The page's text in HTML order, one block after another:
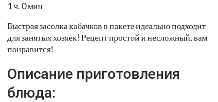
1 ч. 0 мин
Быстрая засолка кабачков в пакете идеально подходит
для занятых хозяек! Рецепт простой и несложный, вам
понравится!
Описание приготовления
блюда: